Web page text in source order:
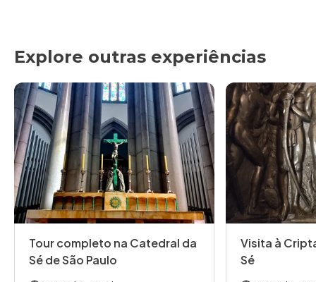
Explore outras experiências
Tour completo na Catedral da
Sé de São Paulo
Visita à
Sé